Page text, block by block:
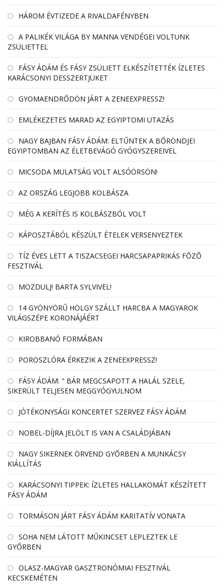
HÁROM ÉVTIZEDE A RIVALDAFÉNYBEN
A PALIKÉK VILÁGA BY MANNA VENDÉGEI VOLTUNK
ZSÜLIETTEL
FÁSY ÁDÁM ÉS FÁSY ZSÜLIETT ELKÉSZÍTETTÉK ÍZLETES
KARÁCSONYI DESSZERTJÜKET
GYOMAENDRŐDÖN JÁRT A ZENEEXPRESSZ!
EMLÉKEZETES MARAD AZ EGYIPTOMI UTAZÁS
NAGY BAJBAN FÁSY ÁDÁM: ELTŰNTEK A BŐRÖNDJEI
EGYIPTOMBAN AZ ÉLETBEVÁGÓ GYÓGYSZEREIVEL
MICSODA MULATSÁG VOLT ALSÓÖRSÖN!
AZ ORSZÁG LEGJOBB KOLBÁSZA
MÉG A KERÍTÉS IS KOLBÁSZBÓL VOLT
KÁPOSZTÁBÓL KÉSZÜLT ÉTELEK VERSENYEZTEK
TÍZ ÉVES LETT A TISZACSEGEI HARCSAPAPRIKÁS FŐZŐ
FESZTIVÁL
MOZDULJ! BARTA SYLVIVEL!
14 GYÖNYÖRŰ HÖLGY SZÁLLT HARCBA A MAGYAROK
VILÁGSZÉPE KORONÁJÁÉRT
KIROBBANÓ FORMÁBAN
POROSZLÓRA ÉRKEZIK A ZENEEXPRESSZ!
FÁSY ÁDÁM: " BÁR MEGCSAPOTT A HALÁL SZELE,
SIKERÜLT TELJESEN MEGGYÓGYULNOM
JÓTÉKONYSÁGI KONCERTET SZERVEZ FÁSY ÁDÁM
NOBEL-DÍJRA JELÖLT IS VAN A CSALÁDJÁBAN
NAGY SIKERNEK ÖRVEND GYŐRBEN A MUNKÁCSY
KIÁLLÍTÁS
KARÁCSONYI TIPPEK: ÍZLETES HALLAKOMÁT KÉSZÍTETT
FÁSY ÁDÁM
TORMÁSON JÁRT FÁSY ÁDÁM KARITATÍV VONATA
SOHA NEM LÁTOTT MŰKINCSET LEPLEZTEK LE
GYŐRBEN
OLASZ-MAGYAR GASZTRONÓMIAI FESZTIVÁL
KECSKEMÉTEN